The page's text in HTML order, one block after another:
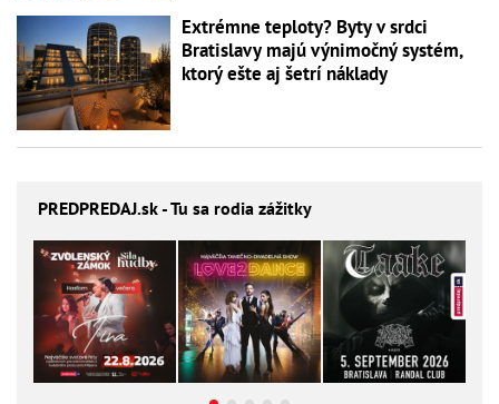
Extrémne teploty? Byty v srdci
Bratislavy majú výnimočný systém,
ktorý ešte aj šetrí náklady
PREDPREDAJ.sk - Tu sa rodia zážitky